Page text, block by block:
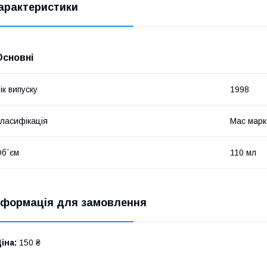
випуску 1998
Мас
110 мл
для замовлення
150 ₴